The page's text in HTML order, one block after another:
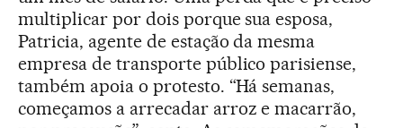
multiplicar por dois porque sua esposa,
Patricia, agente de estação da mesma
empresa de transporte público parisiense,
também apoia o protesto. “Há semanas,
começamos a arrecadar arroz e macarrão,